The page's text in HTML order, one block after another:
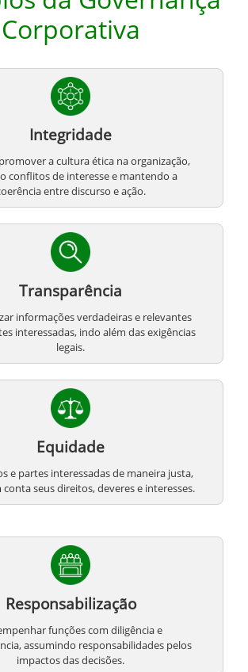
Corporativa
Integridade
a cultura ética na organização,
conflitos de interesse e mantendo a
entre discurso e ação.
Transparência
informações verdadeiras e relevantes
interessadas, indo além das exigências
legais.
Equidade
e partes interessadas de maneira justa,
conta seus direitos, deveres e interesses.
Responsabilização
funções com diligência e
assumindo responsabilidades pelos
impactos das decisões.